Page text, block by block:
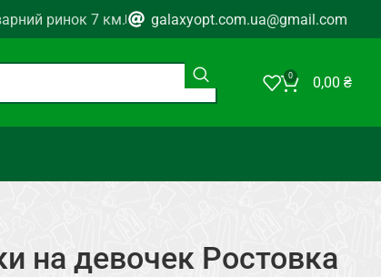
ринок 7 км. galaxyopt.com.ua@gmail.com
0 0,00 ₴
на девочек Ростовка